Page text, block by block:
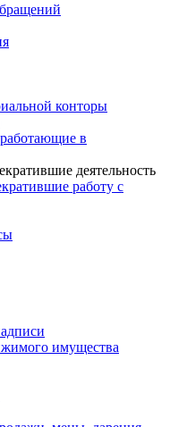
конторы
в
деятельность
работу с
имущества